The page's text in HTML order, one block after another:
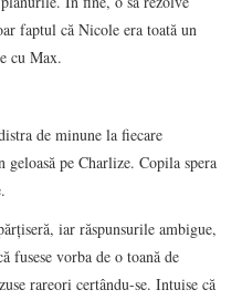
faptul că Nicole era toată un
cu Max.
de minune la fiecare
pe Charlize. Copila spera
iar răspunsurile ambigue,
fusese vorba de o toană de
rareori certându-se. Intuise că